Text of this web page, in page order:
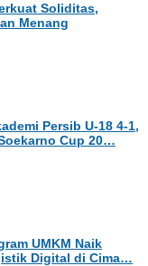
Soliditas,
Menang
Persib U-18 4-1,
Cup 20…
UMKM Naik
Digital di Cima…